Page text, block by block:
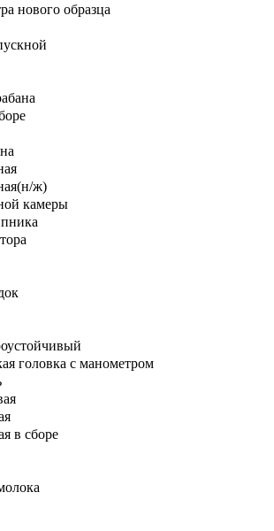
нового образца
ж)
камеры
головка c манометром
в сборе